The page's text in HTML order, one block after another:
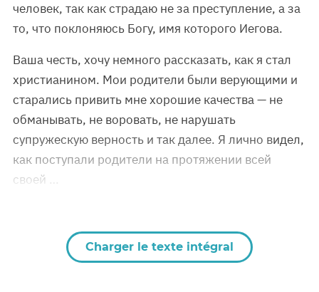
человек, так как страдаю не за преступление, а за
то, что поклоняюсь Богу, имя которого Иегова.
Ваша честь, хочу немного рассказать, как я стал
христианином. Мои родители были верующими и
старались привить мне хорошие качества — не
обманывать, не воровать, не нарушать
супружескую верность и так далее. Я лично видел,
как поступали родители на протяжении всей
своей …
Charger le texte intégral